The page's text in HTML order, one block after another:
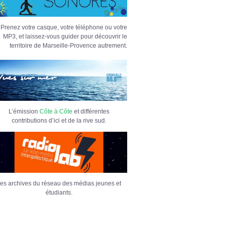
Prenez votre casque, votre téléphone ou votre
MP3, et laissez-vous guider pour découvrir le
territoire de Marseille-Provence autrement.
L’émission Côte à Côte et différentes
contributions d’ici et de la rive sud.
archives du réseau des médias jeunes et
étudiants.